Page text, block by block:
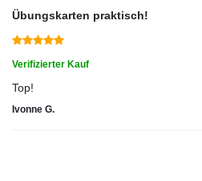
Übungskarten praktisch!
Verifizierter Kauf
Top!
Ivonne G.